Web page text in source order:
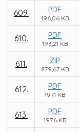
609. PDF
196,06 KB
610. PDF
193,21 KB
611. ZIP
879,67 KB
612. PDF
197,1 KB
613. PDF
197,6 KB